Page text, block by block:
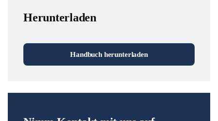
Herunterladen
Handbuch herunterladen